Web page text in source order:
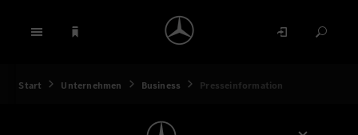
Start Unternehmen Business Presseinformation